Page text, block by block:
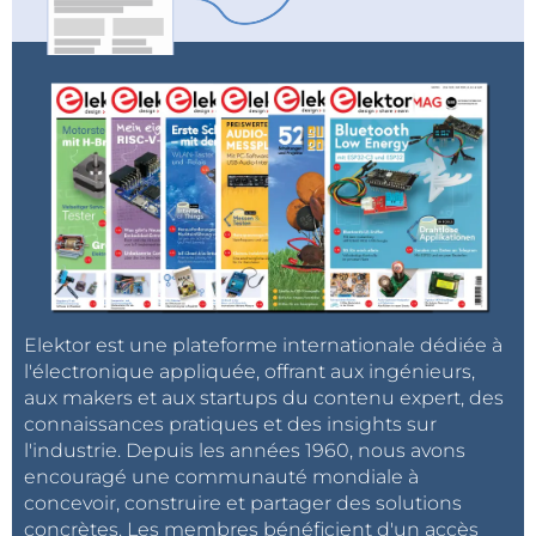
verrouillage de phase (PLL), et une bonne collection
de dispositifs logiques numériques. Ils étaient
devenus la norme dans de nombreux appareils.
Fairchild, qui avait depuis décidé que les circuits
intégrés étaient intéressants, avait copié plusieurs de
leurs conceptions. Vers la fin des années 1960, ils ont
connu des difficultés financières en tentant de
concurrencer Fairchild et d'autres fabricants.
Camenzind avait développé des PLL, mais il s'est
désillusionné de son rôle comme son employeur
qu’il offrait. Il a quitté en 1971, en prévoyant d'écrire un
livre, laissant la porte ouverte pour continuer à
travailler pour eux en tant que consultant en
conception.
Pour Camenzind, l'oscillateur utilisé pour les PLL
Elektor est une plateforme internationale dédiée à
l'électronique appliquée, offrant aux ingénieurs,
aux makers et aux startups du contenu expert, des
connaissances pratiques et des insights sur
l'industrie. Depuis les années 1960, nous avons
encouragé une communauté mondiale à
concevoir, construire et partager des solutions
concrètes. Les membres bénéficient d'un accès